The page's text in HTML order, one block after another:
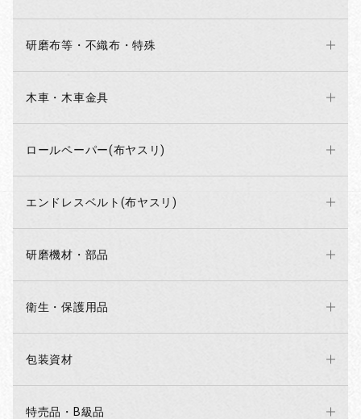
研磨布等・不織布・特殊
木車・木車金具
ロールペーパー(布ヤスリ)
エンドレスベルト(布ヤスリ)
研磨機材・部品
衛生・保護用品
包装資材
特売品・B級品